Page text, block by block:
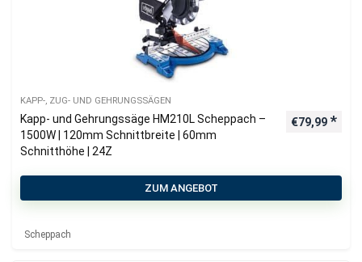
KAPP-, ZUG- UND GEHRUNGSSÄGEN
Kapp- und Gehrungssäge HM210L Scheppach –
1500W | 120mm Schnittbreite | 60mm
Schnitthöhe | 24Z
€79,99
ZUM ANGEBOT
Scheppach